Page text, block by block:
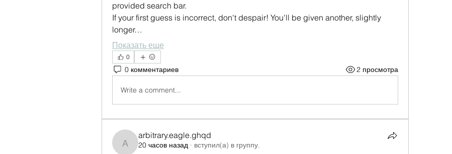
provided search bar.
If your first guess is incorrect, don't despair! You'll be given another, slightly
longer…
Показать еще
0
0 комментариев 2 просмотра
Write a comment...
arbitrary.eagle.ghqd
arbitrary.eagle.ghqd
20 часов назад · вступил(а) в группу.